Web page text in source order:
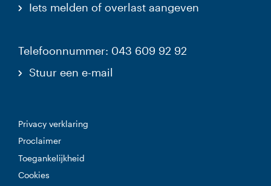
Iets melden of overlast aangeven
Telefoonnummer: 043 609 92 92
Stuur een e-mail
Privacy verklaring
Proclaimer
Toegankelijkheid
Cookies